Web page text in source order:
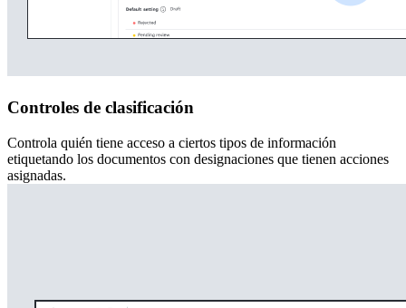
Controles de clasificación
Controla quién tiene acceso a ciertos tipos de información
etiquetando los documentos con designaciones que tienen acciones
asignadas.